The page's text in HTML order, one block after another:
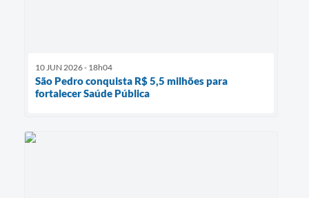
10 JUN 2026 - 18h04
São Pedro conquista R$ 5,5 milhões para
fortalecer Saúde Pública